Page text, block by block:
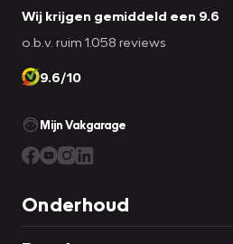
Wij krijgen gemiddeld een 9.6
o.b.v. ruim 1.058 reviews
9.6/10
Mijn Vakgarage
Onderhoud